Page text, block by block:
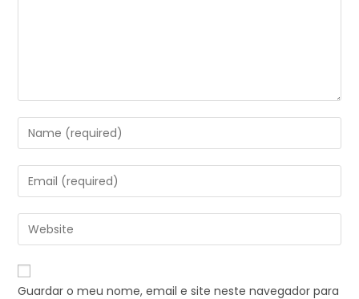
Guardar o meu nome, email e site neste navegador para